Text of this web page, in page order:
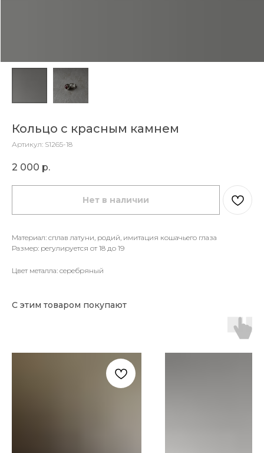
Кольцо с красным камнем
Артикул: S1265-18
2 000 р.
Нет в наличии
Материал: сплав латуни, родий, имитация кошачьего глаза
Размер: регулируется от 18 до 19
Цвет металла: серебряный
С этим товаром покупают